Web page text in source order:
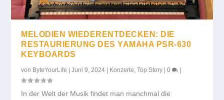
MELODIEN WIEDERENTDECKEN: DIE
RESTAURIERUNG DES YAMAHA PSR-630
KEYBOARDS
von ByteYourLife |Juni 9, 2024 | Konzerte ,Top Story |0 |
In der Welt der Musik findet man manchmal die